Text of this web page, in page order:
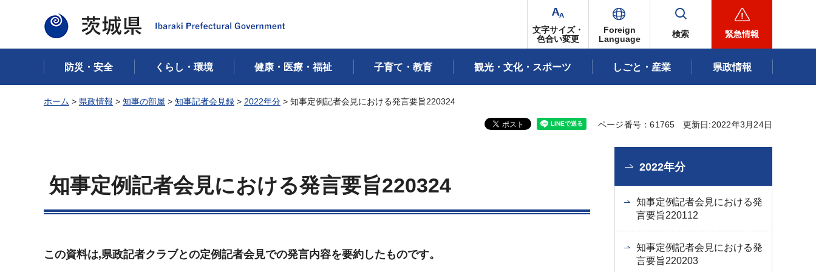
茨城県
文字サイズ・
色合い変更
Foreign
Language
検索 緊急情報
防災・安全 くらし・環境 健康・医療・福祉 子育て・教育 観光・文化・スポーツ しごと・産業 県政情報
ホーム > 県政情報 > 知事の部屋 > 知事記者会見録 > 2022年分 > 知事定例記者会見における発言要旨220324
ページ番号：61765 更新日:2022年3月24日
知事定例記者会見における発言要旨220324
この資料は,県政記者クラブとの定例記者会見での発言内容を要約したものです。
2022年分
知事定例記者会見における発
言要旨220112
知事定例記者会見における発
言要旨220203